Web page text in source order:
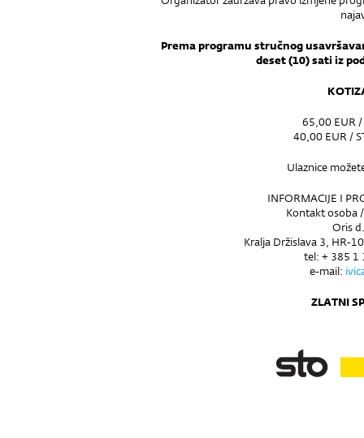
Prema programu stručnog
deset (10) sati iz
65,00 EUR /
40,00 EUR /
Ulaznice
INFORMACIJE I
Kontakt osoba
Oris
Kralja Držislava 3, HR-
tel: + 385 1
e-mail:
ZLATNI